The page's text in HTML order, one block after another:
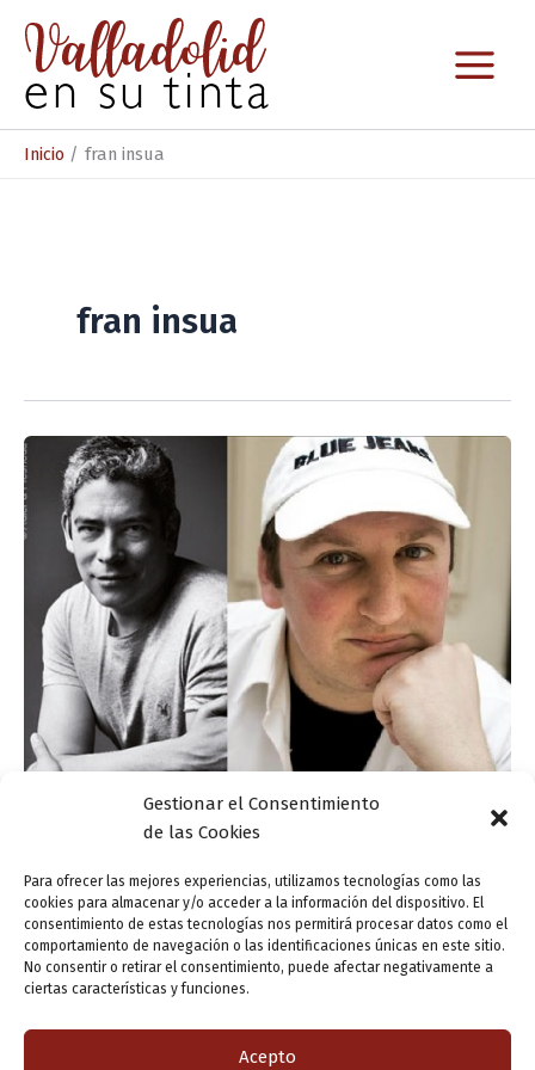
Gestionar el Consentimiento
de las Cookies
Para ofrecer las mejores experiencias, utilizamos tecnologías como las
cookies para almacenar y/o acceder a la información del dispositivo. El
consentimiento de estas tecnologías nos permitirá procesar datos como el
comportamiento de navegación o las identificaciones únicas en este sitio.
No consentir o retirar el consentimiento, puede afectar negativamente a
ciertas características y funciones.
Acepto
contenido
Inicio fran insua
fran insua
Feria del Libro de Valladolid – 25 de abril
ensutinta/25 abril, 2015
Blue Jeans, Pablo d’Ors y Boris Izaguirre protagonizan la
segunda jornada de la 48ª Feria del Libro de Valladolid.